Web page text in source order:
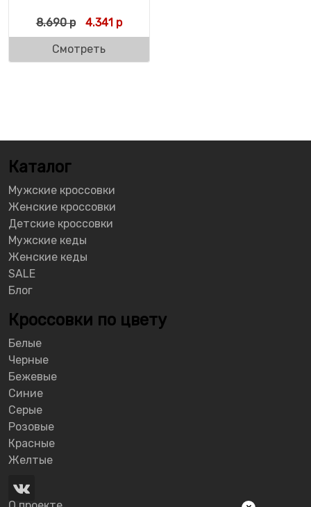
8.690р Первоначальная цена составляла 8.690
4.341 рТекущая цена: 4.341 р.
Смотреть
Каталог
Мужские кроссовки
Женские кроссовки
Детские кроссовки
Мужские кеды
Женские кеды
SALE
Блог
Кроссовки по цвету
Белые
Черные
Бежевые
Синие
Серые
Розовые
Красные
Желтые